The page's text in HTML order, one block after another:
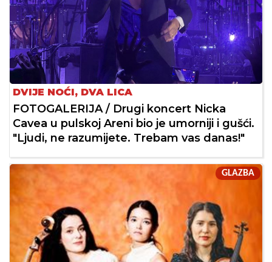
DVIJE NOĆI, DVA LICA
FOTOGALERIJA / Drugi koncert Nicka
Cavea u pulskoj Areni bio je umorniji i gušći.
"Ljudi, ne razumijete. Trebam vas danas!"
GLAZBA